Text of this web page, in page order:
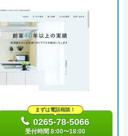
まずは電話相談！
0265-78-5066
受付時間 8:00〜18:00